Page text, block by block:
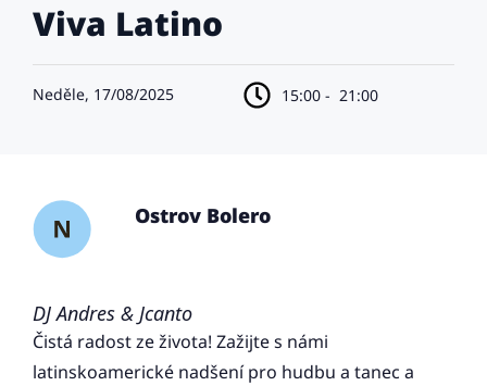
Viva Latino
Neděle, 17/08/2025 15:00 - 21:00
Ostrov Bolero
DJ Andres & Jcanto
Čistá radost ze života! Zažijte s námi
latinskoamerické nadšení pro hudbu a tanec a